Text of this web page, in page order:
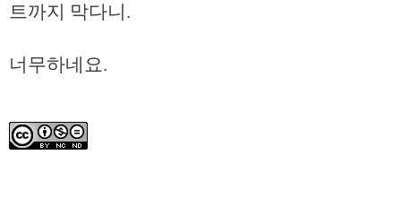
트까지 막다니.
너무하네요.